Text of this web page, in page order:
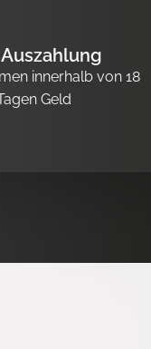
innerhalb von 18
Geld